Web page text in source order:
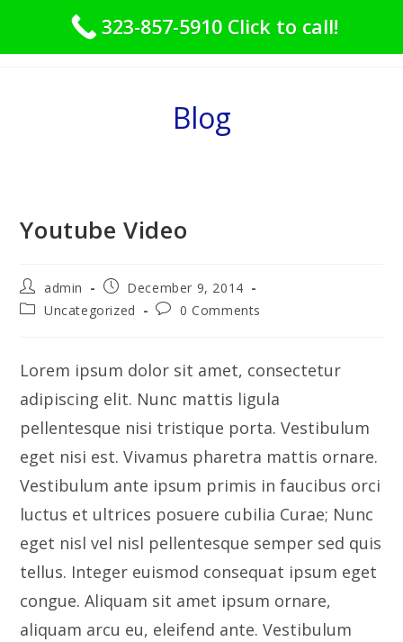
content
Blog
Youtube Video
Post
author:
admin
Post
published:
December 9, 2014
PostUncategorized
Post0 Comments
Lorem ipsum dolor sit amet, consectetur
adipiscing elit. Nunc mattis ligula
pellentesque nisi tristique porta. Vestibulum
eget nisi est. Vivamus pharetra mattis ornare.
Vestibulum ante ipsum primis in faucibus orci
luctus et ultrices posuere cubilia Curae; Nunc
eget nisl vel nisl pellentesque semper sed quis
tellus. Integer euismod consequat ipsum eget
congue. Aliquam sit amet ipsum ornare,
aliquam arcu eu, eleifend ante. Vestibulum
323-857-5910 Click to call!